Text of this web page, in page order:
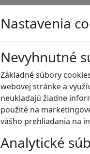
Nastavenia
Nevyhnutné
Základné súbory
webovej stránke a
neukladajú žiadne
použité na
vášho prehliadania na
Analytické